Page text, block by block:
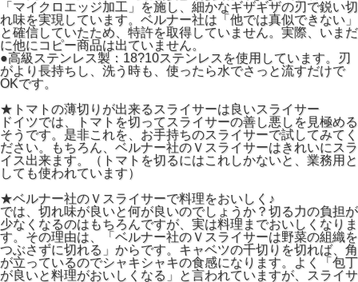
「マイクロエッジ加工」を施し、細かなギザギザの刃で鋭い切
れ味を実現しています。ベルナー社は「他では真似できない」
と確信していたため、特許を取得していません。実際、いまだ
に他にコピー商品は出ていません。
●高級ステンレス製：18?10ステンレスを使用しています。刃
がより長持ちし、洗う時も、使ったら水でさっと流すだけで
OKです。
★トマトの薄切りが出来るスライサーは良いスライサー
ドイツでは、トマトを切ってスライサーの善し悪しを見極める
そうです。是非これを、お手持ちのスライサーで試してみてく
ださい。もちろん、ベルナー社のＶスライサーはきれいにスラ
イス出来ます。（トマトを切るにはこれしかないと、業務用と
しても使われています）
★ベルナー社のＶスライサーで料理をおいしく♪
では、切れ味が良いと何が良いのでしょうか？切る力の負担が
少なくなるのはもちろんですが、実は料理までおいしくなりま
す。その理由は、「ベルナー社のＶスライサーは野菜の組織を
つぶさずに切れる」からです。キャベツの千切りを切れば、角
が立っているのでシャキシャキの食感になります。よく「包丁
が良いと料理がおいしくなる」と言われていますが、スライサ